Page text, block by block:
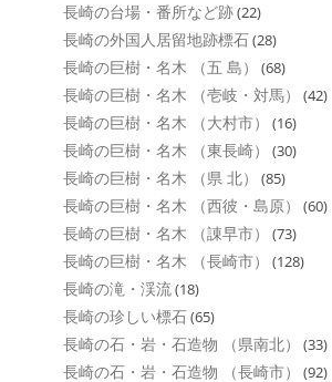
長崎の台場・番所など跡(22)
長崎の外国人居留地跡標石(28)
長崎の巨樹・名木 （五 島） (68)
長崎の巨樹・名木 （壱岐・対馬） (42)
長崎の巨樹・名木 （大村市） (16)
長崎の巨樹・名木 （東長崎） (30)
長崎の巨樹・名木 （県 北） (85)
長崎の巨樹・名木 （西彼・島原） (60)
長崎の巨樹・名木 （諌早市） (73)
長崎の巨樹・名木 （長崎市） (128)
長崎の滝・渓流(18)
長崎の珍しい標石(65)
長崎の石・岩・石造物 （県南北） (33)
長崎の石・岩・石造物 （長崎市） (92)